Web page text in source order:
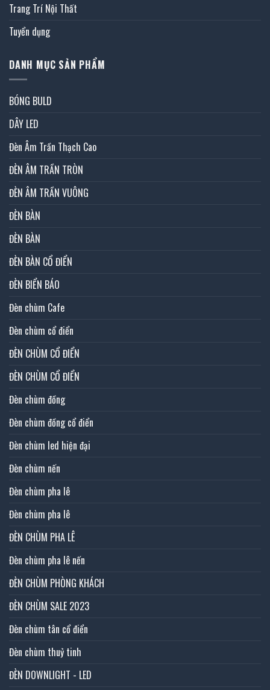
Trang Trí Nội Thất
Tuyển dụng
DANH MỤC SẢN PHẨM
BÓNG BULD
DÂY LED
Đèn Âm Trần Thạch Cao
ĐÈN ÂM TRẦN TRÒN
ĐÈN ÂM TRẦN VUÔNG
ĐÈN BÀN
ĐÈN BÀN
ĐÈN BÀN CỔ ĐIỂN
ĐÈN BIỂN BÁO
Đèn chùm Cafe
Đèn chùm cổ điển
ĐÈN CHÙM CỔ ĐIỂN
ĐÈN CHÙM CỔ ĐIỂN
Đèn chùm đồng
Đèn chùm đồng cổ điển
Đèn chùm led hiện đại
Đèn chùm nến
Đèn chùm pha lê
Đèn chùm pha lê
ĐÈN CHÙM PHA LÊ
Đèn chùm pha lê nến
ĐÈN CHÙM PHÒNG KHÁCH
ĐÈN CHÙM SALE 2023
Đèn chùm tân cổ điển
Đèn chùm thuỷ tinh
ĐÈN DOWNLIGHT - LED